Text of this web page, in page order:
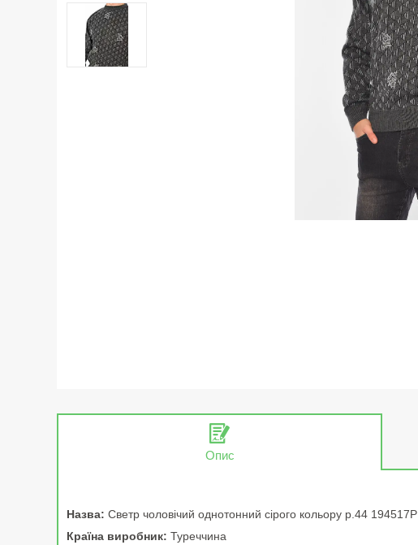
Опис
Назва: Светр чоловічий однотонний сірого кольору р.44 194517P
Країна виробник: Туреччина